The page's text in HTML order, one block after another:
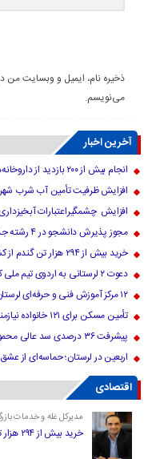
ذخیره نام، ایمیل و وبسایت من
می‌نویسم.
آخرین اخبار
انجام بیش از ۲۰۰ بازدید از داروخانه‌ها برای پایش وضعیت دارویی لرستان
افزایش ظرفیت تأمین آب شرب
افزایش چشمگیراعتبارات
مجوز پذیرش دانشجو در ۴ رشته جدید کارشناسی‌ارشد دانشگاه لرستان صادر شد
خرید بیش از ۲۹۴ هزار تن گندم از کشاورزان لرستان
دعوت ۲ لرستانی به اردوی تیم ملی کشتی ساحلی
۱۲ مرکز آموزش فنی و حرفه‌ای لرستان تجهیز و ساماندهی شد
تأمین مسکن برای ۱۲۱ خانواده نیازمند
پیشرفت ۳۶ درصدی سد عالی محمود الیگودرز و چشم‌انداز بهره‌برداری درسال۱۴۰۷
اربعین در لرستان؛ حماسه‌ای از
اقتصادی
مدیرکل غله و خدمات
خرید بیش از ۲۹۴ هزار تن گندم از کشاورزان لرستان